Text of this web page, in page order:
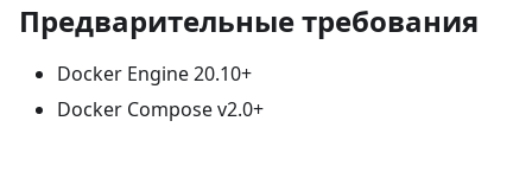
Предварительные требования
Docker Engine 20.10+
Docker Compose v2.0+